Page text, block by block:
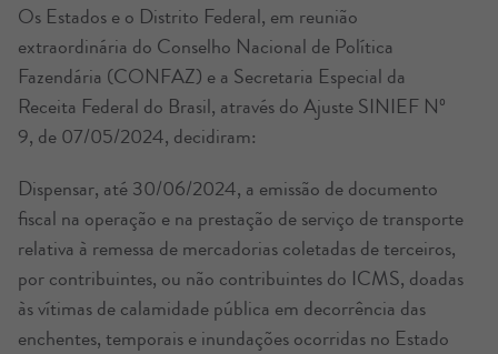
Os Estados e o Distrito Federal, em reunião
extraordinária do Conselho Nacional de Política
Fazendária (CONFAZ) e a Secretaria Especial da
Receita Federal do Brasil, através do Ajuste SINIEF Nº
9, de 07/05/2024, decidiram:
Dispensar, até 30/06/2024, a emissão de documento
fiscal na operação e na prestação de serviço de transporte
relativa à remessa de mercadorias coletadas de terceiros,
por contribuintes, ou não contribuintes do ICMS, doadas
às vítimas de calamidade pública em decorrência das
enchentes, temporais e inundações ocorridas no Estado